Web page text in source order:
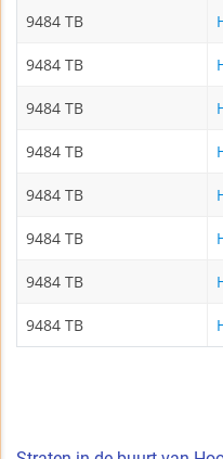
9484 TB
9484 TB
9484 TB
9484 TB
9484 TB
9484 TB
9484 TB
9484 TB